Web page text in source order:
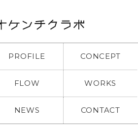
PROFILE CONCEPT
FLOW WORKS
NEWS CONTACT